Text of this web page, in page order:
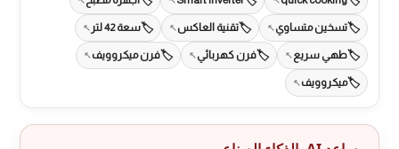
تسخين متساوي تقنية العاكس سعة 42 لتر
طهي سريع فرن كهربائي فرن ميكروويف
ميكروويف